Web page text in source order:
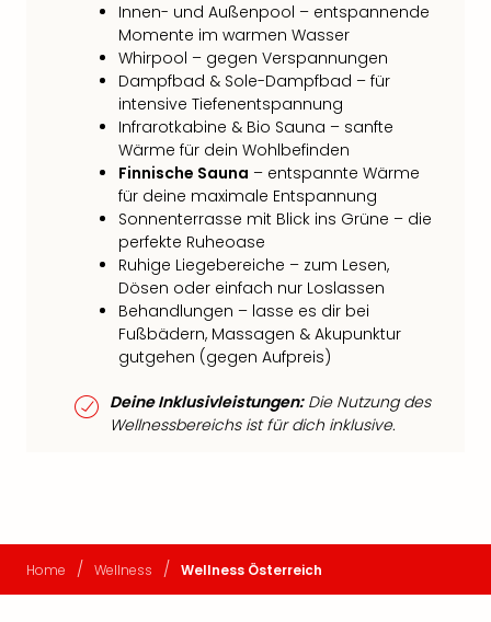
Innen- und Außenpool – entspannende
Momente im warmen Wasser
Whirpool – gegen Verspannungen
Dampfbad & Sole-Dampfbad – für
intensive Tiefenentspannung
Infrarotkabine & Bio Sauna – sanfte
Wärme für dein Wohlbefinden
Finnische Sauna – entspannte Wärme
für deine maximale Entspannung
Sonnenterrasse mit Blick ins Grüne – die
perfekte Ruheoase
Ruhige Liegebereiche – zum Lesen,
Dösen oder einfach nur Loslassen
Behandlungen – lasse es dir bei
Fußbädern, Massagen & Akupunktur
gutgehen (gegen Aufpreis)
Deine Inklusivleistungen:Die Nutzung des
Wellnessbereichs ist für dich inklusive.
Home / Wellness / Wellness Österreich